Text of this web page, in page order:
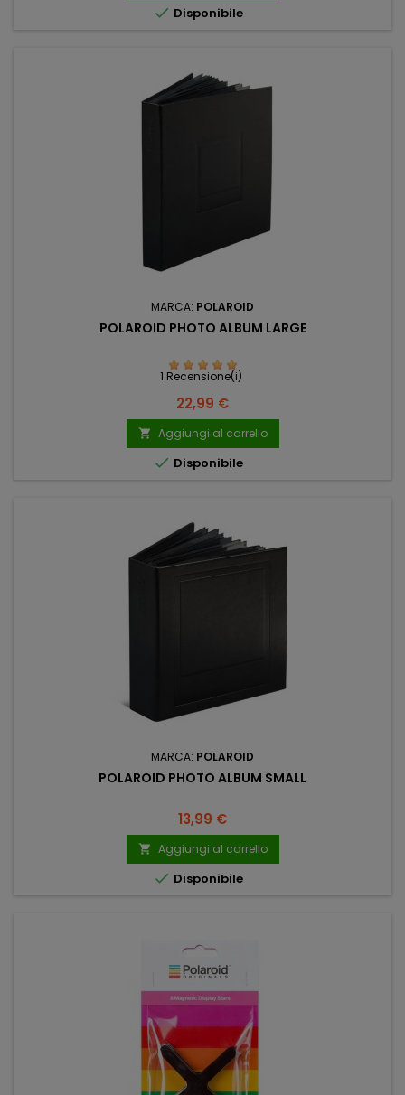
 Disponibile
MARCA: POLAROID
POLAROID PHOTO ALBUM LARGE
1 Recensione(i)
Prezzo
22,99 €
 Aggiungi al carrello
 Disponibile
MARCA: POLAROID
POLAROID PHOTO ALBUM SMALL
Prezzo
13,99 €
 Aggiungi al carrello
 Disponibile